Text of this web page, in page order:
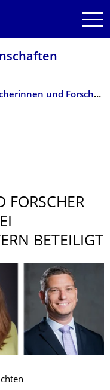
Exzellenzclusterentscheidung: Forscherinnen und Forscher der Fakultät an zwei geförderten Clustern beteiligt
FORSCHER
BETEILIGT